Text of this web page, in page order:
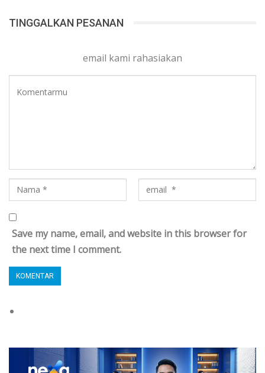
TINGGALKAN PESANAN
email kami rahasiakan
Save my name, email, and website in this browser for
the next time I comment.